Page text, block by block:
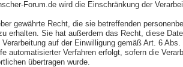
Forum.de wird die Einschränkung der
gewährte Recht, die sie betreffenden
erhalten. Sie hat außerdem das Recht, diese
auf der Einwilligung gemäß Art. 6
Verfahren erfolgt, sofern die
übertragen wurde.